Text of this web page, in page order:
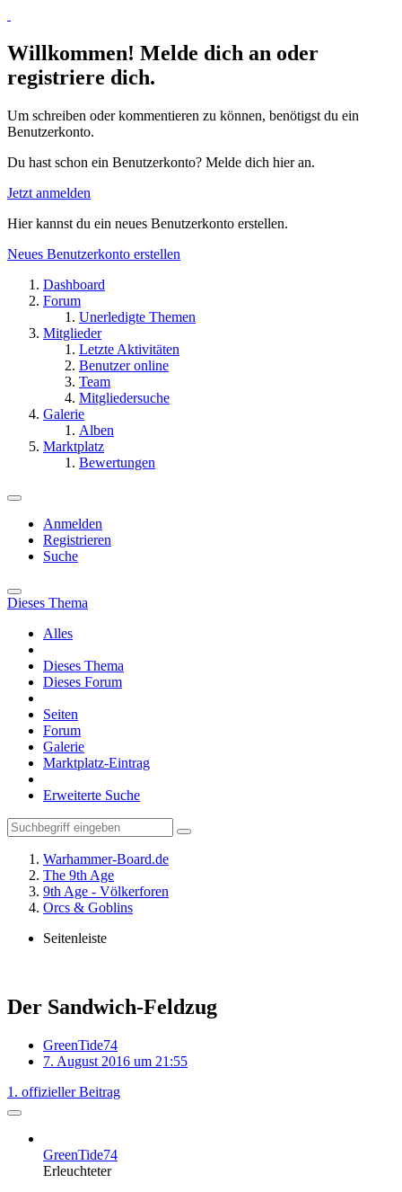
Willkommen! Melde dich an oder
registriere dich.
Um schreiben oder kommentieren zu können, benötigst du ein
Benutzerkonto.
Du hast schon ein Benutzerkonto? Melde dich hier an.
Jetzt anmelden
Hier kannst du ein neues Benutzerkonto erstellen.
Neues Benutzerkonto erstellen
Dashboard
Forum
Unerledigte Themen
Mitglieder
Letzte Aktivitäten
Benutzer online
Team
Mitgliedersuche
Galerie
Alben
Marktplatz
Bewertungen
Anmelden
Registrieren
Suche
Dieses Thema
Alles
Dieses Thema
Dieses Forum
Seiten
Forum
Galerie
Marktplatz-Eintrag
Erweiterte Suche
Warhammer-Board.de
The 9th Age
9th Age - Völkerforen
Orcs & Goblins
Seitenleiste
Der Sandwich-Feldzug
GreenTide74
7. August 2016 um 21:55
1. offizieller Beitrag
GreenTide74
Erleuchteter